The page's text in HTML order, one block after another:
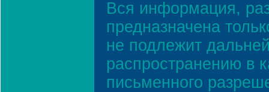
Вся информация,
предназначена
не подлежит
распространению в
письменного